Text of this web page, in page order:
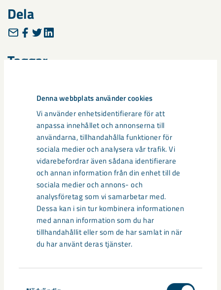
Denna webbplats använder cookies
Vi använder enhetsidentifierare för att
anpassa innehållet och annonserna till
användarna, tillhandahålla funktioner för
sociala medier och analysera vår trafik. Vi
vidarebefordrar även sådana identifierare
och annan information från din enhet till de
sociala medier och annons- och
analysföretag som vi samarbetar med.
Dessa kan i sin tur kombinera informationen
med annan information som du har
tillhandahållit eller som de har samlat in när
du har använt deras tjänster.
Dela
Taggar
Relaterat innehåll